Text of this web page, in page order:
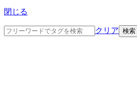
閉じる
クリア